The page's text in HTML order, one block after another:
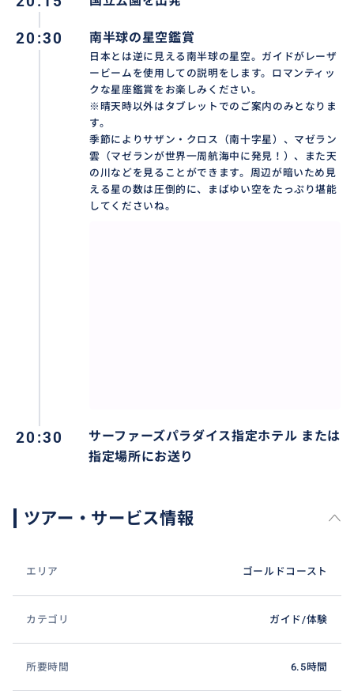
20:30 南半球の星空鑑賞
日本とは逆に見える南半球の星空。ガイドがレーザ
ービームを使用しての説明をします。ロマンティッ
クな星座鑑賞をお楽しみください。
※晴天時以外はタブレットでのご案内のみとなりま
す。
季節によりサザン・クロス（南十字星）、マゼラン
雲（マゼランが世界一周航海中に発見！）、また天
の川などを見ることができます。周辺が暗いため見
える星の数は圧倒的に、まばゆい空をたっぷり堪能
してくださいね。
20:30
サーファーズパラダイス指定ホテル または
指定場所にお送り
ツアー・サービス情報
エリア ゴールドコースト
カテゴリ ガイド/体験
所要時間 6.5時間